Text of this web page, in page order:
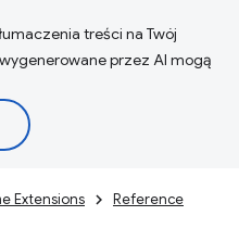
treści na Twój
przez AI mogą
Extensions
Reference